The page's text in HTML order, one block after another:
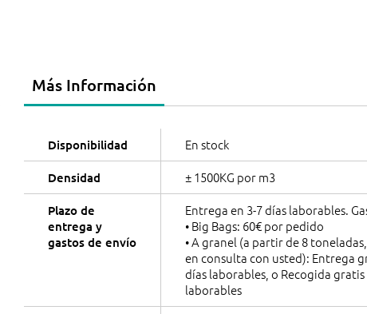
Más Información
Disponibilidad En stock
Densidad ± 1500KG por m3
Plazo de
entrega y
gastos de envío
Entrega en 3-7 días laborables.
• Big Bags: 60€ por pedido
• A granel (a partir de 8
en consulta con usted): Entrega
días laborables, o Recogida gratis
laborables